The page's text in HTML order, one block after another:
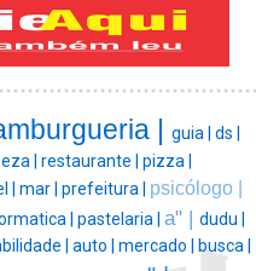
| guia | ds |
| restaurante | pizza |
| mar | prefeitura | psicólogo |
| pastelaria | a" | dudu |
| auto | mercado | busca |